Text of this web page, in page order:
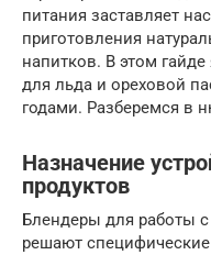
питания заставляет
приготовления
напитков. В этом
для льда и ореховой
годами. Разберемся в
Назначение
продуктов
Блендеры для работы
решают